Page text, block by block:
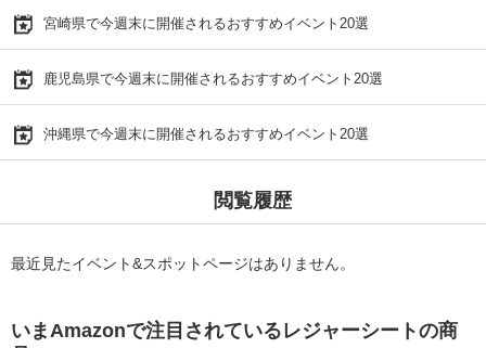
宮崎県で今週末に開催されるおすすめイベント20選
鹿児島県で今週末に開催されるおすすめイベント20選
沖縄県で今週末に開催されるおすすめイベント20選
閲覧履歴
最近見たイベント&スポットページはありません。
いまAmazonで注目されているレジャーシートの商